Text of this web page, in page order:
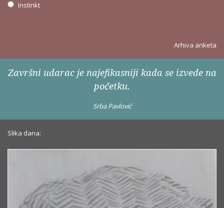
Instinkt
Arhiva anketa
Završni udarac je najefikasniji kada se izvede na
početku.
Srba Pavlović
Slika dana: